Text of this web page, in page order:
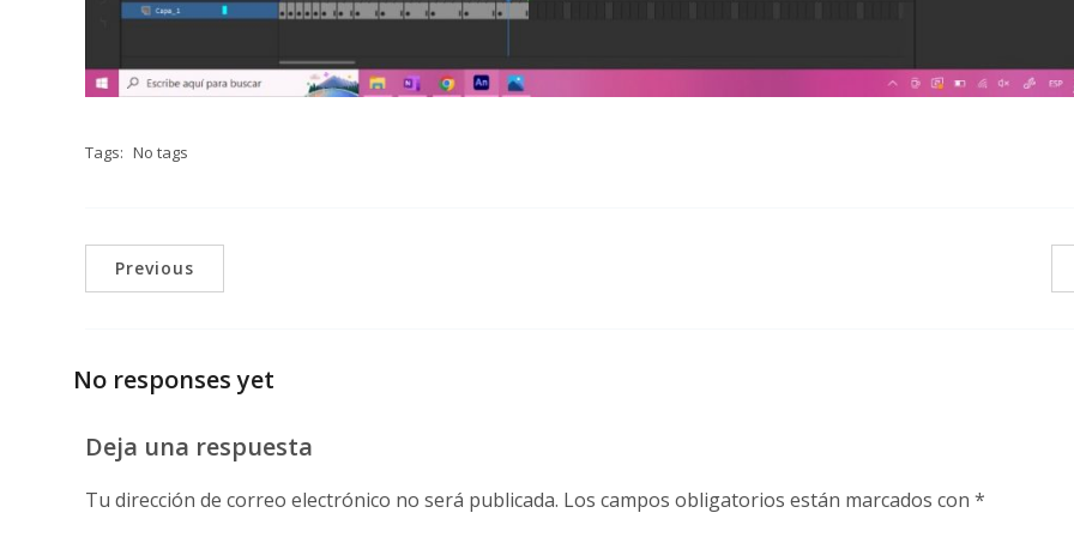
Tags: No tags
Previous
No responses yet
Deja una respuesta
Tu dirección de correo electrónico no será publicada. Los campos obligatorios están marcados con *